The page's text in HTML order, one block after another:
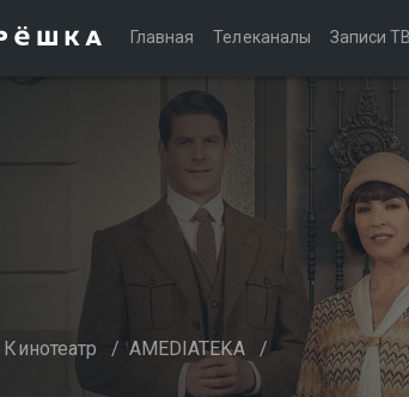
Главная Телеканалы Записи
Кинотеатр / AMEDIATEKA /